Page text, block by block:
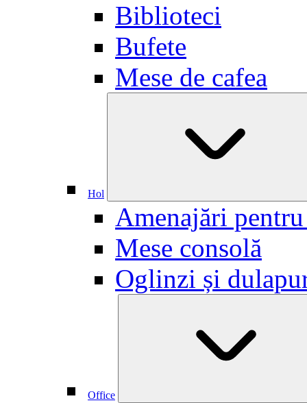
Biblioteci
Bufete
Mese de cafea
Hol
Amenajări
Mese consolă
Oglinzi și
Office